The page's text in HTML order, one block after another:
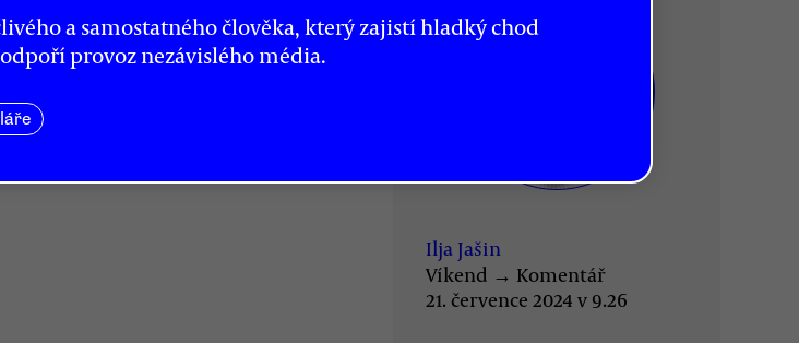
Ilja Jašin
Víkend → Komentář
21. července 2024 v 9.26
a samostatného člověka, který zajistí hladký chod
provoz nezávislého média.